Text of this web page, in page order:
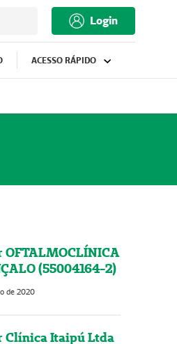
Login
ACESSO RÁPIDO
OFTALMOCLÍNICA
(55004164-2)
de 2020
Clínica Itaipú Ltda